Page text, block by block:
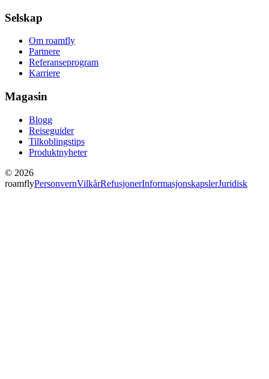
Selskap
Om roamfly
Partnere
Referanseprogram
Karriere
Magasin
Blogg
Reiseguider
Tilkoblingstips
Produktnyheter
© 2026
roamflyPersonvernVilkårRefusjonerInformasjonskapslerJuridisk